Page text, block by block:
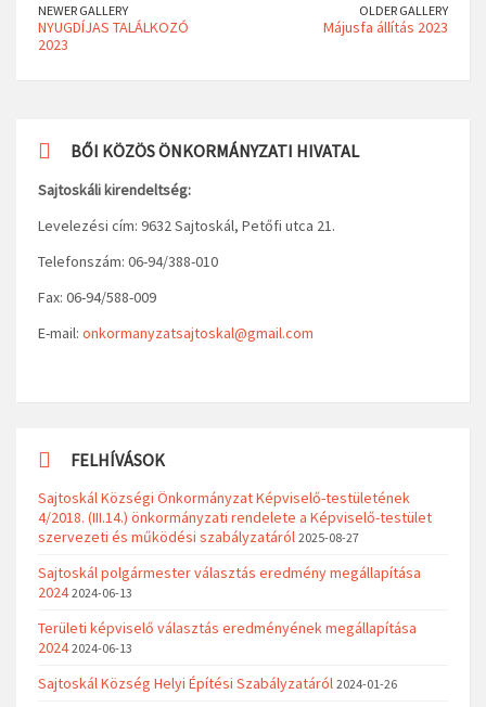
NEWER GALLERY
NYUGDÍJAS TALÁLKOZÓ
2023
OLDER GALLERY
Májusfa állítás 2023
BŐI KÖZÖS ÖNKORMÁNYZATI HIVATAL
Sajtoskáli kirendeltség:
Levelezési cím: 9632 Sajtoskál, Petőfi utca 21.
Telefonszám: 06-94/388-010
Fax: 06-94/588-009
E-mail: onkormanyzatsajtoskal@gmail.com
FELHÍVÁSOK
Sajtoskál Községi Önkormányzat Képviselő-testületének
4/2018. (III.14.) önkormányzati rendelete a Képviselő-testület
szervezeti és működési szabályzatáról 2025-08-27
Sajtoskál polgármester választás eredmény megállapítása
2024 2024-06-13
Területi képviselő választás eredményének megállapítása
2024 2024-06-13
Sajtoskál Község Helyi Építési Szabályzatáról 2024-01-26